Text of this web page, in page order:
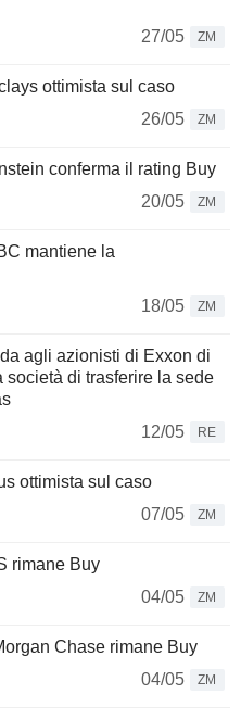
27/05
ZM
ottimista sul caso
26/05
ZM
conferma il rating Buy
20/05
ZM
mantiene la
18/05
ZM
agli azionisti di Exxon di
di trasferire la sede
12/05
RE
ottimista sul caso
07/05
ZM
rimane Buy
04/05
ZM
Chase rimane Buy
04/05
ZM